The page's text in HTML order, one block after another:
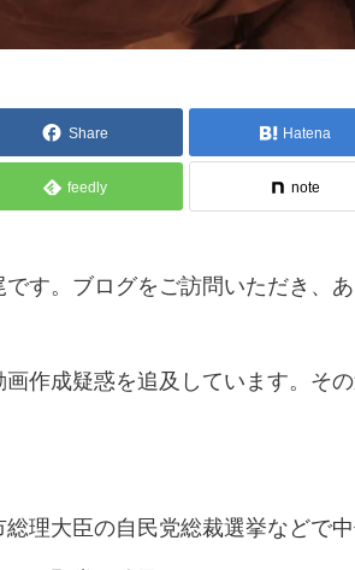
Share Hatena
feedly note
す。ブログをご訪問いただき、あ
作成疑惑を追及しています。そ
理大臣の自民党総裁選挙などで